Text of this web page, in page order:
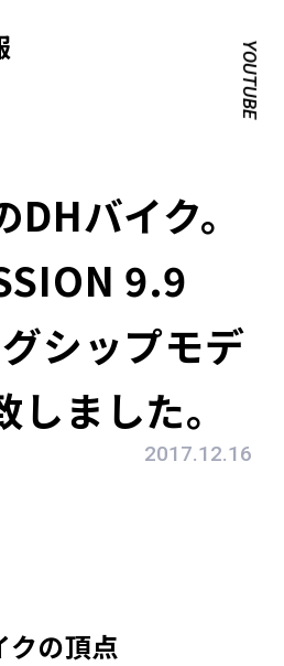
YOUTUBE
バイク。
9.9
シップモデ
ました。
2017.12.16
クの頂点